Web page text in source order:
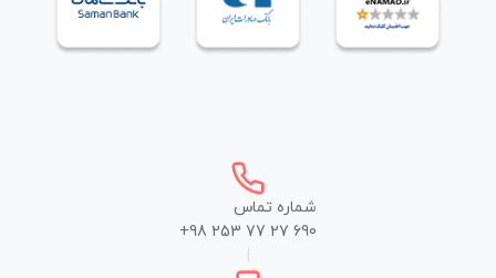
شماره تماس
+98 253 77 27 690